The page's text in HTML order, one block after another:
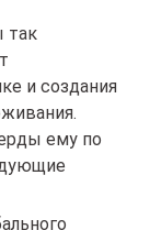
так
и создания
ему по